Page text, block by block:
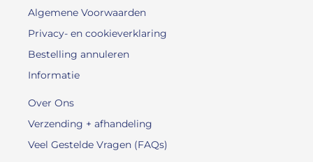
Algemene Voorwaarden
Privacy- en cookieverklaring
Bestelling annuleren
Informatie
Over Ons
Verzending + afhandeling
Veel Gestelde Vragen (FAQs)